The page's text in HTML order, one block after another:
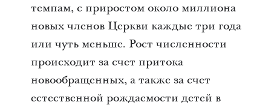
темпам, с приростом около миллиона
новых членов Церкви каждые три года
или чуть меньше. Рост численности
происходит за счет притока
новообращенных, а также за счет
естественной рождаемости детей в